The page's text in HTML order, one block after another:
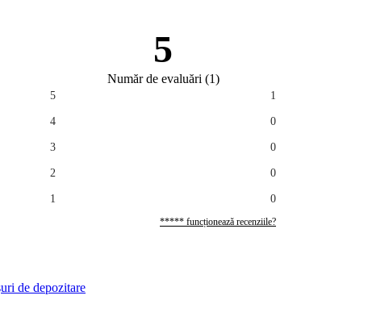
5
Număr de evaluări (1)
5 1
4 0
3 0
2 0
1 0
***** funcționează recenziile?
de depozitare